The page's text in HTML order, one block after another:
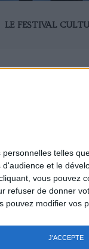
telles
et le
vous pouvez
refuser de donner
modifier vos
J'ACCEPTE
LE FESTIVAL
Nous
Gestion